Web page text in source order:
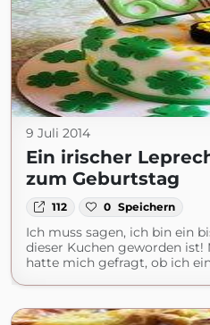
9 Juli 2014
Ein irischer
zum Geburtstag
112 0 Speichern
Ich muss sagen, ich bin ein
dieser Kuchen geworden ist!
hatte mich gefragt, ob ich